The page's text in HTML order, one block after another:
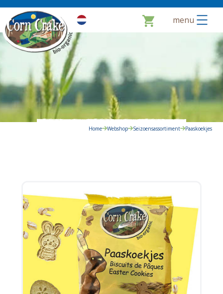
menu
Home Webshop Seizoensassortiment Paaskoekjes